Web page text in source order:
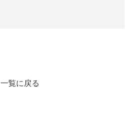
一覧に戻る